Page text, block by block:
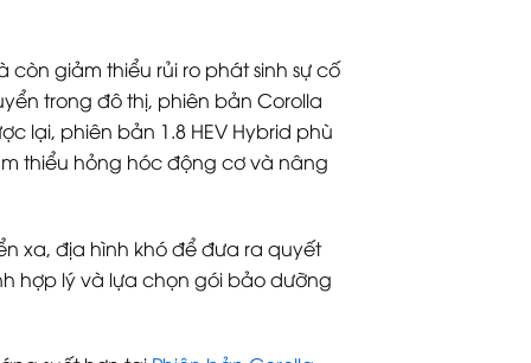
giảm thiểu rủi ro phát sinh sự cố
trong đô thị, phiên bản Corolla
lại, phiên bản 1.8 HEV Hybrid phù
thiểu hỏng hóc động cơ và nâng
xa, địa hình khó để đưa ra quyết
hợp lý và lựa chọn gói bảo dưỡng